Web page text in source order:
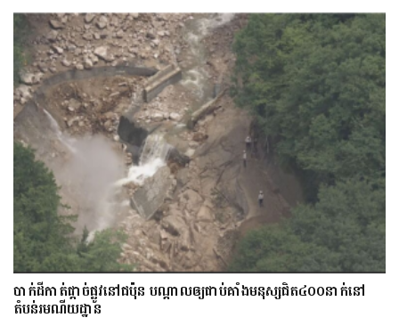
​បាក់​ដី​កាត់ផ្តាច់ផ្លូវ​​នៅជប៉ុន បណ្តាល​ឲ្យ​ជាប់​គាំង​​​មនុស្ស​ជិត​៤០០នាក់​នៅ
តំបន់រមណីយដ្ឋាន​